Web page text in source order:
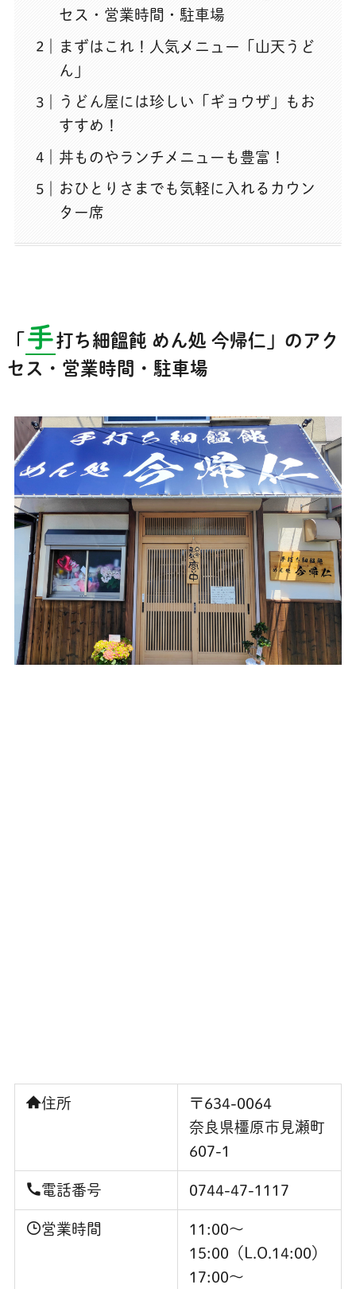
セス・営業時間・駐車場
まずはこれ！人気メニュー「山天うど
ん」
うどん屋には珍しい「ギョウザ」もお
すすめ！
丼ものやランチメニューも豊富！
おひとりさまでも気軽に入れるカウン
ター席
手打ち細饂飩 めん処 今帰仁 」のアク
セス・営業時間・駐車場
住所
〒634-0064
奈良県橿原市見瀬町
607-1
電話番号 0744-47-1117
営業時間
11:00〜
15:00（L.O.14:00）
17:00～